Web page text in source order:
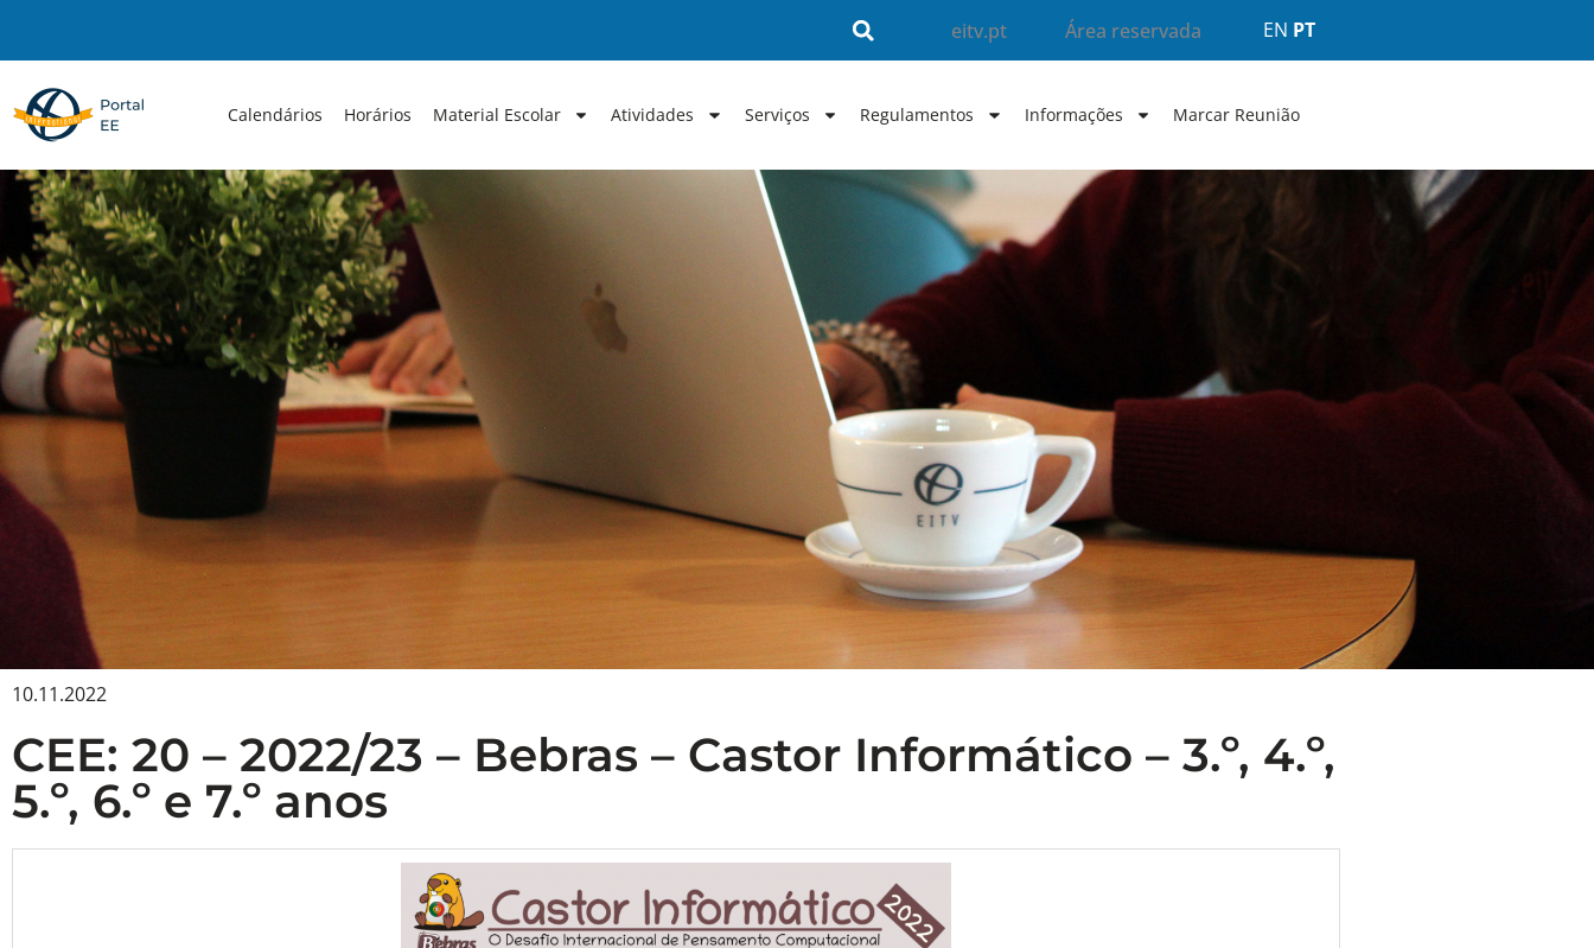
content
eitv.pt Área reservada EN PT
Calendários Horários Material Escolar Atividades Serviços Regulamentos Informações Marcar Reunião
10.11.2022
CEE: 20 – 2022/23 – Bebras – Castor Informático – 3.º, 4.º,
5.º, 6.º e 7.º anos